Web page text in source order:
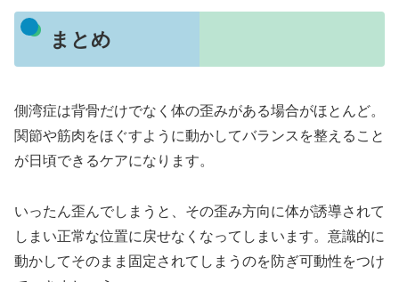
まとめ
側湾症は背骨だけでなく体の歪みがある場合がほとんど。
関節や筋肉をほぐすように動かしてバランスを整えること
が日頃できるケアになります。
いったん歪んでしまうと、その歪み方向に体が誘導されて
しまい正常な位置に戻せなくなってしまいます。意識的に
動かしてそのまま固定されてしまうのを防ぎ可動性をつけ